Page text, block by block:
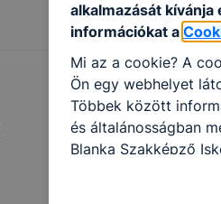
alkalmazását
információkat a
Mi az a cookie? A
Ön egy webhelyet
Többek között
és általánosságban
Blanka Szakképző
használja:
honlapot -annak